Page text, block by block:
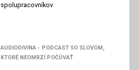
spolupracovníkov
AUDIODIVINA - PODCAST SO SLOVOM,
KTORÉ NEOMRZÍ POČÚVAŤ